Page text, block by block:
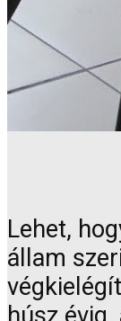
Lehet,
állam